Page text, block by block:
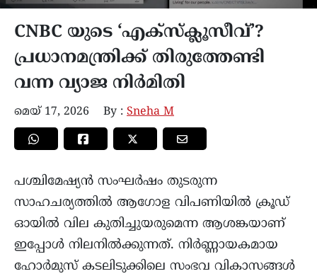
CNBC യുടെ ‘എക്സ്ക്ലൂസീവ്’?
പ്രധാനമന്ത്രിക്ക് തിരുത്തേണ്ടി
വന്ന വ്യാജ നിർമിതി
മെയ്‌ 17, 2026 By : Sneha M
പശ്ചിമേഷ്യൻ സംഘർഷം തുടരുന്ന
സാഹചര്യത്തിൽ ആഗോള വിപണിയിൽ ക്രൂഡ്
ഓയിൽ വില കുതിച്ചുയരുമെന്ന ആശങ്കയാണ്
ഇപ്പോൾ നിലനിൽക്കുന്നത്. നിർണ്ണായകമായ
ഹോർമുസ് കടലിടുക്കിലെ സംഭവ വികാസങ്ങൾ